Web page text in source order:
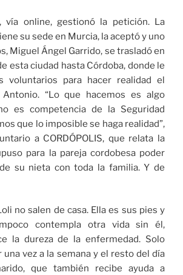
vía online, gestionó la petición. La
su sede en Murcia, la aceptó y uno
Miguel Ángel Garrido, se trasladó en
esta ciudad hasta Córdoba, donde le
voluntarios para hacer realidad el
“Lo que hacemos es algo
es competencia de la Seguridad
que lo imposible se haga realidad”,
a CORDÓPOLIS, que relata la
para la pareja cordobesa poder
su nieta con toda la familia. Y de
no salen de casa. Ella es sus pies y
contempla otra vida sin él,
la dureza de la enfermedad. Solo
una vez a la semana y el resto del día
que también recibe ayuda a